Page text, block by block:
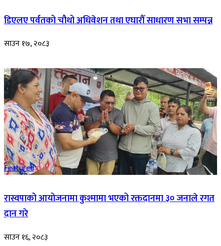
डिएलए पर्वतको चौथो अधिवेशन तथा एघारौँ साधारण सभा सम्पन्न
साउन १७, २०८३
Featured
रास्वपाको आयोजनामा कुश्मामा भएको रक्तदानमा ३० जनाले रगत
दान गरे
साउन १६, २०८३